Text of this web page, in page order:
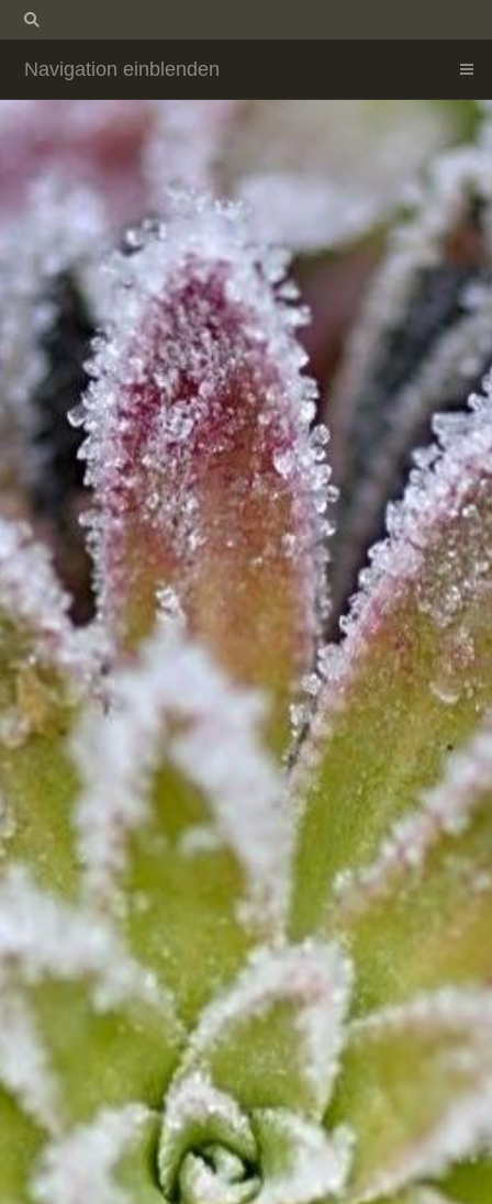
Navigation einblenden